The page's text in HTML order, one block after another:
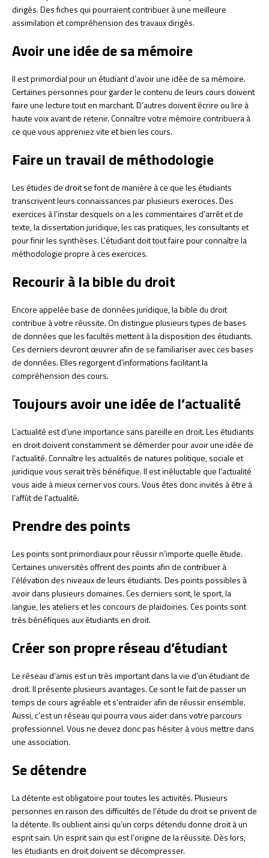
dirigés. Des fiches qui pourraient contribuer à une meilleure
assimilation et compréhension des travaux dirigés.
Avoir une idée de sa mémoire
Il est primordial pour un étudiant d’avoir une idée de sa mémoire.
Certaines personnes pour garder le contenu de leurs cours doivent
faire une lecture tout en marchant. D’autres doivent écrire ou lire à
haute voix avant de retenir. Connaître votre mémoire contribuera à
ce que vous appreniez vite et bien les cours.
Faire un travail de méthodologie
Les études de droit se font de manière à ce que les étudiants
transcrivent leurs connaissances par plusieurs exercices. Des
exercices à l’instar desquels on a les commentaires d’arrêt et de
texte, la dissertation juridique, les cas pratiques, les consultants et
pour finir les synthèses. L’étudiant doit tout faire pour connaître la
méthodologie propre à ces exercices.
Recourir à la bible du droit
Encore appelée base de données juridique, la bible du droit
contribue à votre réussite. On distingue plusieurs types de bases
de données que les facultés mettent à la disposition des étudiants.
Ces derniers devront œuvrer afin de se familiariser avec ces bases
de données. Elles regorgent d’informations facilitant la
compréhension des cours.
Toujours avoir une idée de l’actualité
L’actualité est d’une importance sans pareille en droit. Les étudiants
en droit doivent constamment se démerder pour avoir une idée de
l’actualité. Connaître les actualités de natures politique, sociale et
juridique vous serait très bénéfique. Il est inéluctable que l’actualité
vous aide à mieux cerner vos cours. Vous êtes donc invités à être à
l’affût de l’actualité.
Prendre des points
Les points sont primordiaux pour réussir n’importe quelle étude.
Certaines universités offrent des points afin de contribuer à
l’élévation des niveaux de leurs étudiants. Des points possibles à
avoir dans plusieurs domaines. Ces derniers sont, le sport, la
langue, les ateliers et les concours de plaidoiries. Ces points sont
très bénéfiques aux étudiants en droit.
Créer son propre réseau d’étudiant
Le réseau d’amis est un très important dans la vie d’un étudiant de
droit. Il présente plusieurs avantages. Ce sont le fait de passer un
temps de cours agréable et s’entraider afin de réussir ensemble.
Aussi, c’est un réseau qui pourra vous aider dans votre parcours
professionnel. Vous ne devez donc pas hésiter à vous mettre dans
une association.
Se détendre
La détente est obligatoire pour toutes les activités. Plusieurs
personnes en raison des difficultés de l’étude du droit se privent de
la détente. Ils oublient ainsi qu’un corps détendu donne droit à un
esprit sain. Un esprit sain qui est l’origine de la réussite. Dès lors,
les étudiants en droit doivent se décompresser.